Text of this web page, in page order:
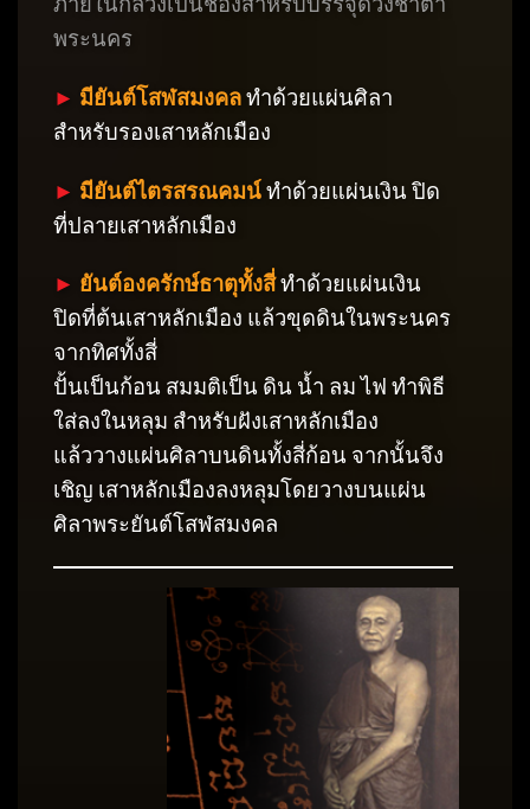
พระนคร
► มียันต์โสฬสมงคลทำด้วยแผ่นศิลา
สำหรับรองเสาหลักเมือง
► มียันต์ไตรสรณคมน์ทำด้วยแผ่นเงิน ปิด
ที่ปลายเสาหลักเมือง
► ยันต์องครักษ์ธาตุทั้งสี่ทำด้วยแผ่นเงิน
ปิดที่ต้นเสาหลักเมือง แล้วขุดดินในพระนคร
จากทิศทั้งสี่
ปั้นเป็นก้อน สมมติเป็น ดิน น้ำ ลม ไฟ ทำพิธี
ใส่ลงในหลุม สำหรับฝังเสาหลักเมือง
แล้ววางแผ่นศิลาบนดินทั้งสี่ก้อน จากนั้นจึง
เชิญ เสาหลักเมืองลงหลุมโดยวางบนแผ่น
ศิลาพระยันต์โสฬสมงคล